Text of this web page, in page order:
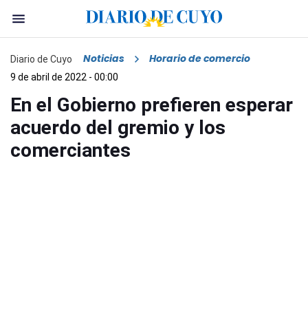
Diario de Cuyo Noticias Horario de comercio
9 de abril de 2022 - 00:00
En el Gobierno prefieren esperar
acuerdo del gremio y los
comerciantes